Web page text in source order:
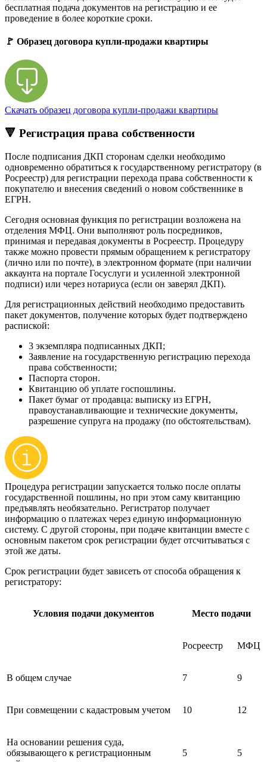
бесплатная подача документов на регистрацию и ее
проведение в более короткие сроки.
🚩 Образец договора купли-продажи квартиры
Скачать образец договора купли-продажи квартиры
🔻 Регистрация права собственности
После подписания ДКП сторонам сделки необходимо
одновременно обратиться к государственному регистратору (в
Росреестр) для регистрации перехода права собственности к
покупателю и внесения сведений о новом собственнике в
ЕГРН.
Сегодня основная функция по регистрации возложена на
отделения МФЦ. Они выполняют роль посредников,
принимая и передавая документы в Росреестр. Процедуру
также можно провести прямым обращением к регистратору
(лично или по почте), в электронном формате (при наличии
аккаунта на портале Госуслуги и усиленной электронной
подписи) или через нотариуса (если он заверял ДКП).
Для регистрационных действий необходимо предоставить
пакет документов, получение которых будет подтверждено
распиской:
3 экземпляра подписанных ДКП;
Заявление на государственную регистрацию перехода
права собственности;
Паспорта сторон.
Квитанцию об уплате госпошлины.
Пакет бумаг от продавца: выписку из ЕГРН,
правоустанавливающие и технические документы,
разрешение супруга на продажу (по обстоятельствам).
Процедура регистрации запускается только после оплаты
государственной пошлины, но при этом саму квитанцию
предъявлять необязательно. Регистратор получает
информацию о платежах через единую информационную
систему. С другой стороны, при подаче квитанции вместе с
основным пакетом срок регистрации будет отсчитываться с
этой же даты.
Срок регистрации будет зависеть от способа обращения к
регистратору:
Условия подачи документов Место подачи
Росреестр МФЦ
В общем случае 7 9
При совмещении с кадастровым учетом 10 12
На основании решения суда,
обязывающего к регистрационным
5 5